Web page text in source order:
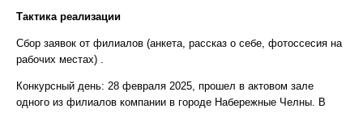
Тактика реализации
Сбор заявок от филиалов (анкета, рассказ о себе, фотоссесия на
рабочих местах) .
Конкурсный день: 28 февраля 2025, прошел в актовом зале
одного из филиалов компании в городе Набережные Челны. В